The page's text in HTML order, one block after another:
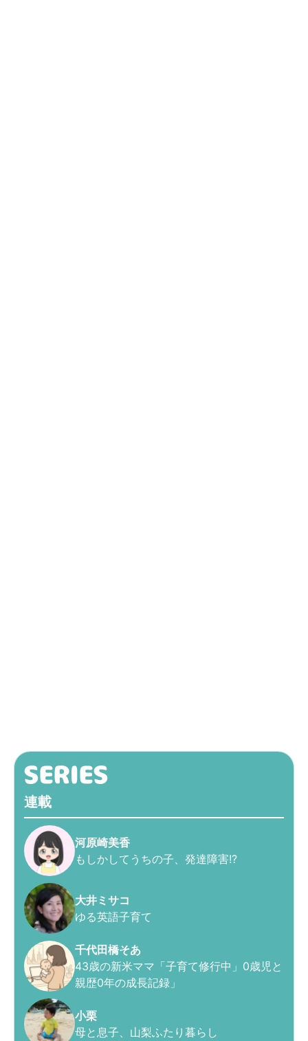
連載
河原崎美香
もしかしてうちの子、発達障害!?
大井ミサコ
ゆる英語子育て
千代田橋そあ
43歳の新米ママ「子育て修行中」0歳児と
親歴0年の成長記録」
小栗
母と息子、山梨ふたり暮らし